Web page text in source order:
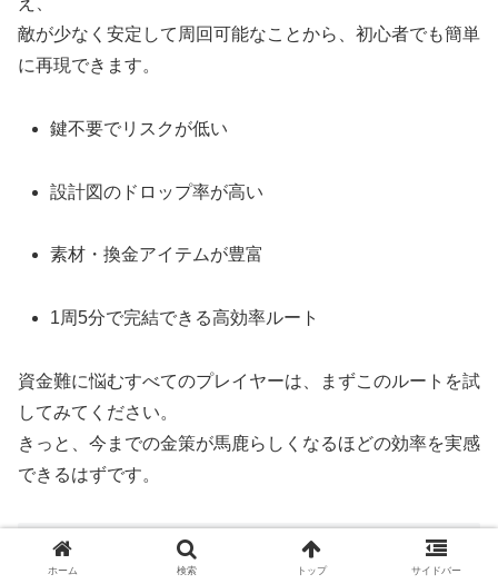
敵が少なく安定して周回可能なことから、初心者でも簡単
に再現できます。
鍵不要でリスクが低い
設計図のドロップ率が高い
素材・換金アイテムが豊富
1周5分で完結できる高効率ルート
資金難に悩むすべてのプレイヤーは、まずこのルートを試
してみてください。
きっと、今までの金策が馬鹿らしくなるほどの効率を実感
できるはずです。
記事を見たあなたにお勧めの商品
ホーム 検索 トップ サイドバー